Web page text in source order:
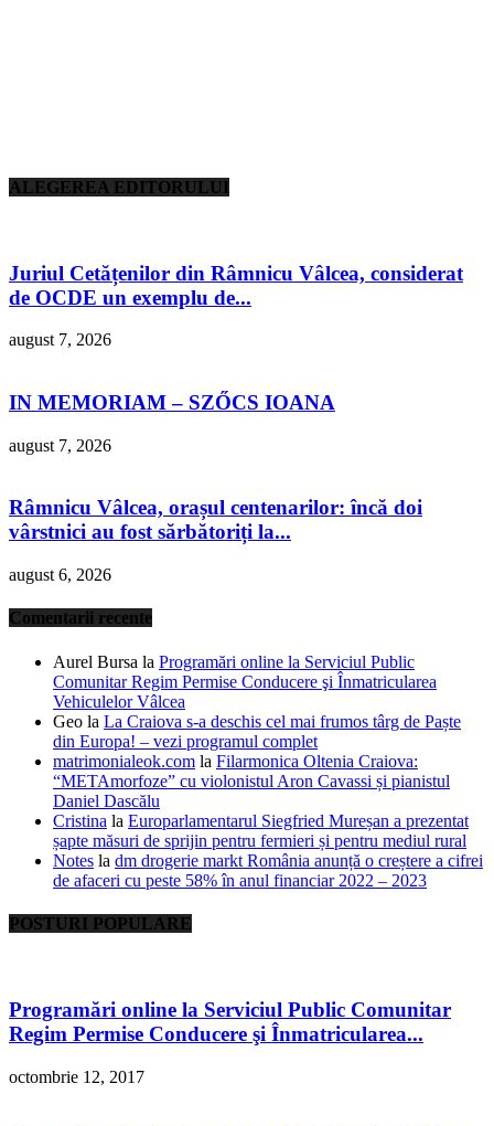
ALEGEREA EDITORULUI
Juriul Cetățenilor din Râmnicu Vâlcea, considerat
de OCDE un exemplu de...
august 7, 2026
IN MEMORIAM – SZŐCS IOANA
august 7, 2026
Râmnicu Vâlcea, orașul centenarilor: încă doi
vârstnici au fost sărbătoriți la...
august 6, 2026
Comentarii recente
Aurel Bursa la Programări online la Serviciul Public
Comunitar Regim Permise Conducere şi Înmatricularea
Vehiculelor Vâlcea
Geo la La Craiova s-a deschis cel mai frumos târg de Paște
din Europa! – vezi programul complet
matrimonialeok.com la Filarmonica Oltenia Craiova:
“METAmorfoze” cu violonistul Aron Cavassi și pianistul
Daniel Dascălu
Cristina la Europarlamentarul Siegfried Mureșan a prezentat
șapte măsuri de sprijin pentru fermieri și pentru mediul rural
Notes la dm drogerie markt România anunță o creștere a cifrei
de afaceri cu peste 58% în anul financiar 2022 – 2023
POSTURI POPULARE
Programări online la Serviciul Public Comunitar
Regim Permise Conducere şi Înmatricularea...
octombrie 12, 2017